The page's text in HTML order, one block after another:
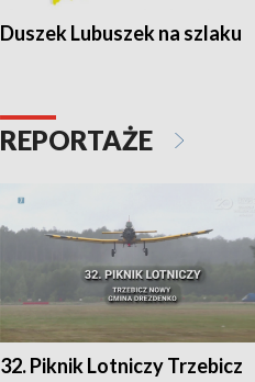
Duszek Lubuszek na szlaku
REPORTAŻE
32. Piknik Lotniczy Trzebicz